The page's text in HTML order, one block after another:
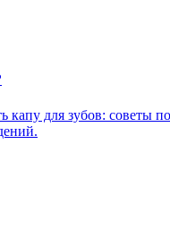
капу для зубов: